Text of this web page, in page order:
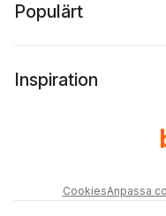
Populärt
Inspiration
CookiesAnpassa